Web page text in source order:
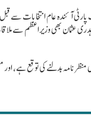
عام انتخابات سے قبل
عثمان بھی وزیراعظم سے
بدلنے کی توقع ہے، اور